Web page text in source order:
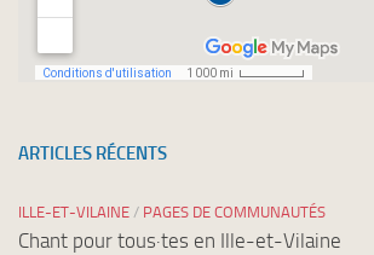
ARTICLES RÉCENTS
ILLE-ET-VILAINE / PAGES DE COMMUNAUTÉS
Chant pour tous·tes en Ille-et-Vilaine